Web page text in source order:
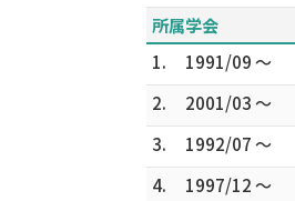
所属学会
1.
1991/09 ～
2.
2001/03 ～
3.
1992/07 ～
4.
1997/12 ～